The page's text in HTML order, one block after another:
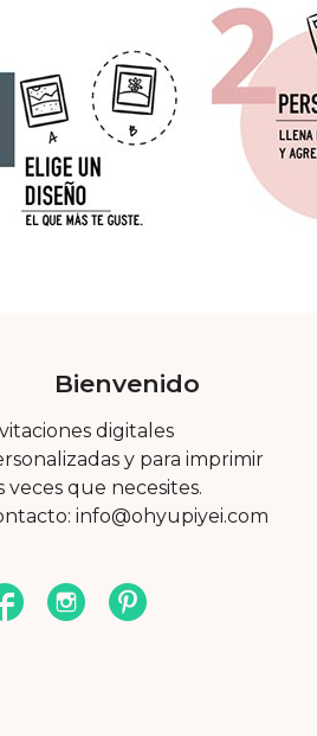
Bienvenido
digitales
y para imprimir
veces que necesites.
info@ohyupiyei.com